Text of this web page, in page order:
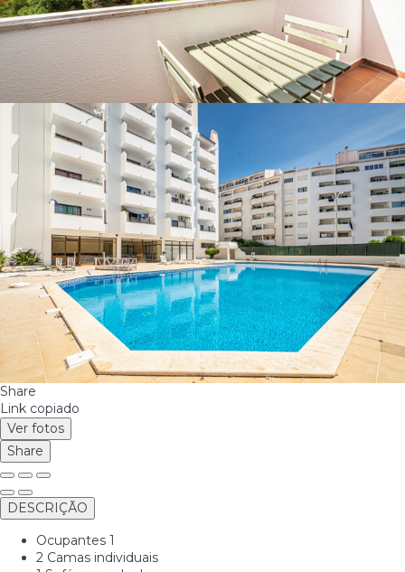
Share
Link copiado
Ver fotos
Share
DESCRIÇÃO
Ocupantes 1
2 Camas individuais